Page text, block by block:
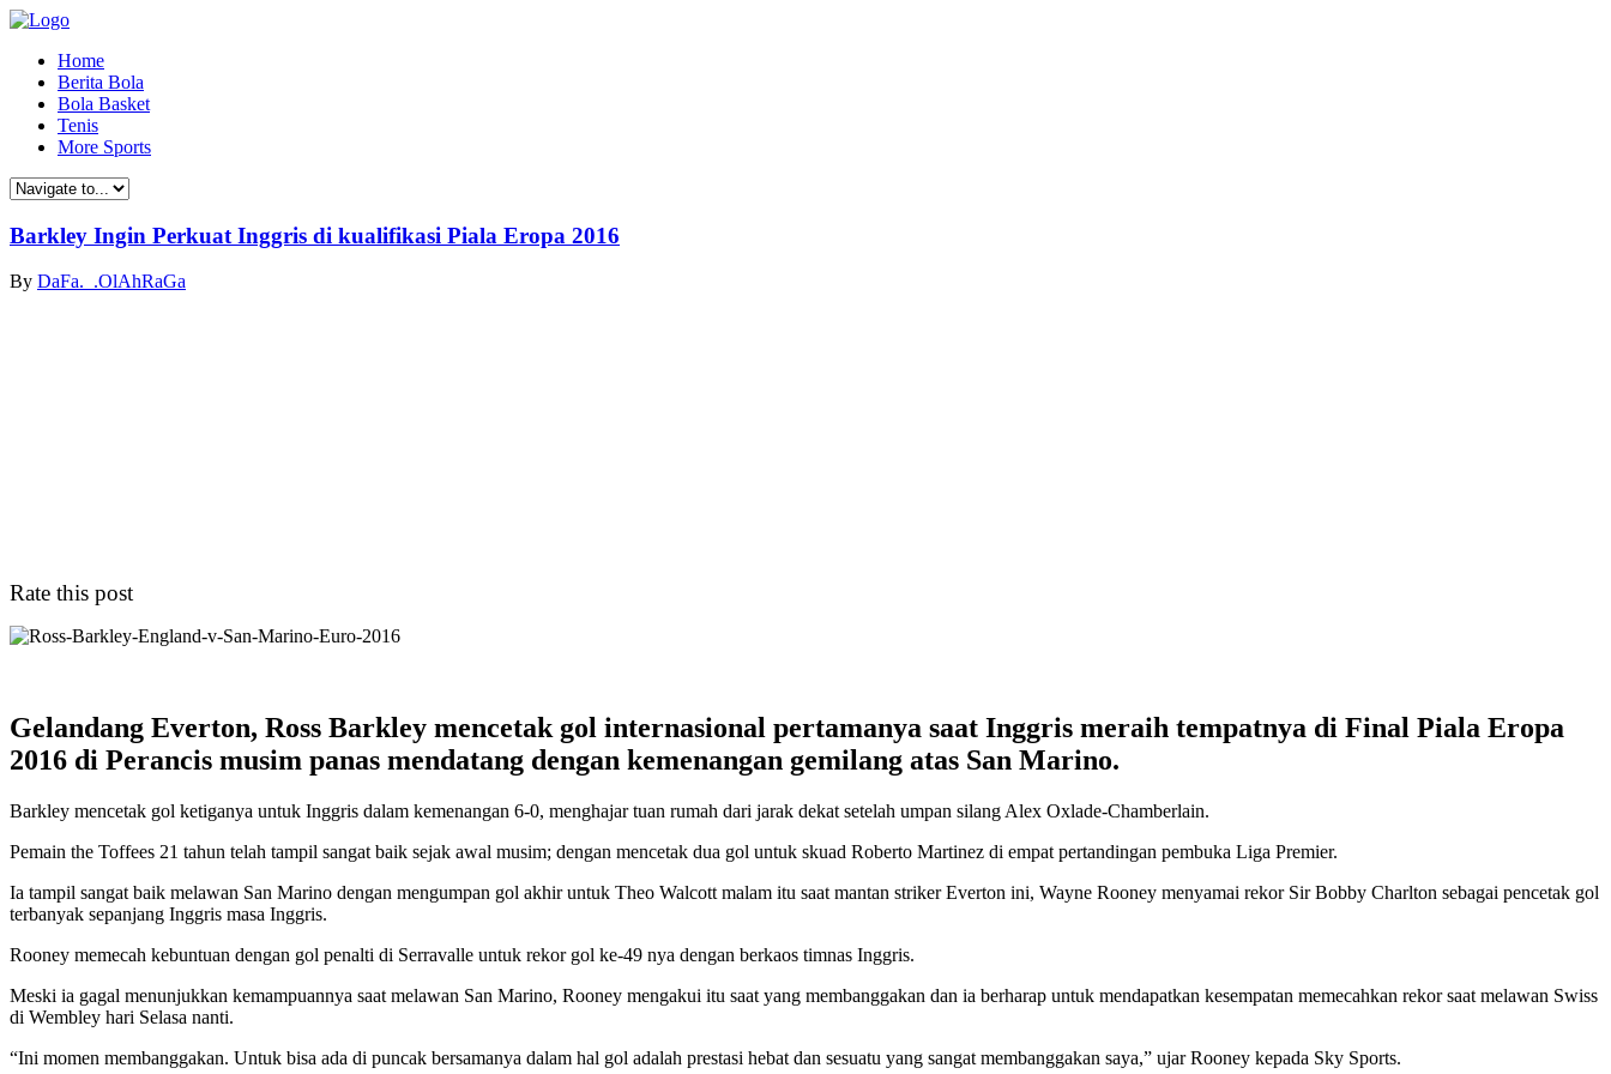
Home
Berita Bola
Bola Basket
Tenis
More Sports
Barkley Ingin Perkuat Inggris di kualifikasi Piala Eropa 2016
By DaFa._.OlAhRaGa
Rate this post
Gelandang Everton, Ross Barkley mencetak gol internasional pertamanya saat Inggris meraih tempatnya di Final Piala Eropa
2016 di Perancis musim panas mendatang dengan kemenangan gemilang atas San Marino.
Barkley mencetak gol ketiganya untuk Inggris dalam kemenangan 6-0, menghajar tuan rumah dari jarak dekat setelah umpan silang Alex Oxlade-Chamberlain.
Pemain the Toffees 21 tahun telah tampil sangat baik sejak awal musim; dengan mencetak dua gol untuk skuad Roberto Martinez di empat pertandingan pembuka Liga Premier.
Ia tampil sangat baik melawan San Marino dengan mengumpan gol akhir untuk Theo Walcott malam itu saat mantan striker Everton ini, Wayne Rooney menyamai rekor Sir Bobby Charlton sebagai pencetak gol
terbanyak sepanjang Inggris masa Inggris.
Rooney memecah kebuntuan dengan gol penalti di Serravalle untuk rekor gol ke-49 nya dengan berkaos timnas Inggris.
Meski ia gagal menunjukkan kemampuannya saat melawan San Marino, Rooney mengakui itu saat yang membanggakan dan ia berharap untuk mendapatkan kesempatan memecahkan rekor saat melawan Swiss
di Wembley hari Selasa nanti.
“Ini momen membanggakan. Untuk bisa ada di puncak bersamanya dalam hal gol adalah prestasi hebat dan sesuatu yang sangat membanggakan saya,” ujar Rooney kepada Sky Sports.